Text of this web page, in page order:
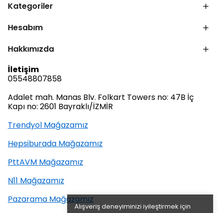
Alışveriş deneyiminizi iyileştirmek için
Kategoriler
Hesabım
Hakkımızda
İletişim
05548807858
Adalet mah. Manas Blv. Folkart Towers no: 47B İç
Kapı no: 2601 Bayraklı/İZMİR
Trendyol Mağazamız
Hepsiburada Mağazamız
PttAVM Mağazamız
N11 Mağazamız
Pazarama Mağazamız